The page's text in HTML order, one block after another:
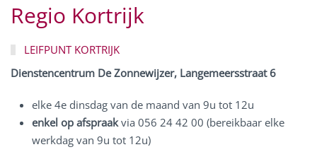
Regio Kortrijk
LEIFPUNT KORTRIJK
Dienstencentrum De Zonnewijzer, Langemeersstraat 6
elke 4e dinsdag van de maand van 9u tot 12u
enkel op afspraakvia 056 24 42 00 (bereikbaar elke
werkdag van 9u tot 12u)